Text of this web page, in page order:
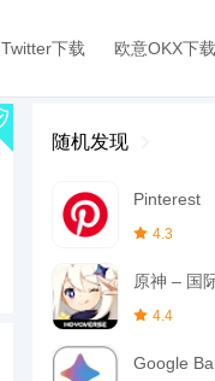
Twitter下载 欧意OKX下载
随机发现
Pinterest
4.3
原神 – 国
4.4
Google